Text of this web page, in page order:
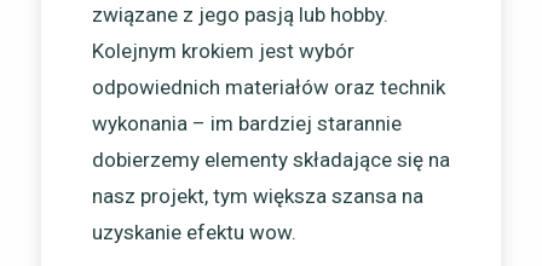
związane z jego pasją lub hobby.
Kolejnym krokiem jest wybór
odpowiednich materiałów oraz technik
wykonania – im bardziej starannie
dobierzemy elementy składające się na
nasz projekt, tym większa szansa na
uzyskanie efektu wow.